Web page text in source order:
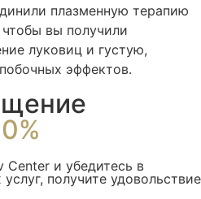
плазменную терапию
вы получили
луковиц и густую,
эффектов.
Сenter и убедитесь в
получите удовольствие